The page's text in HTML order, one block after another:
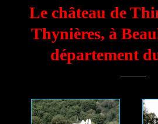
Le château de
Thynières, à
département